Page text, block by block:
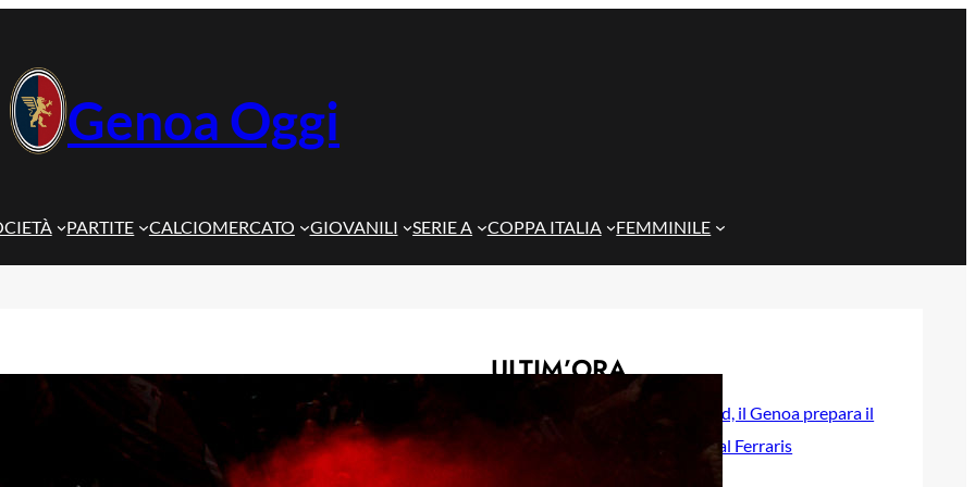
Genoa Oggi
PARTITE CALCIOMERCATO GIOVANILI SERIE A COPPA ITALIA FEMMINILE
ULTIM’ORA
Rientra Østigård, il Genoa prepara il
trittico di sfide al Ferraris